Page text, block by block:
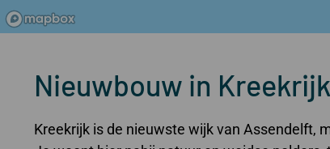
Nieuwbouw in
Kreekrijk is de nieuwste wijk van Assendelft,